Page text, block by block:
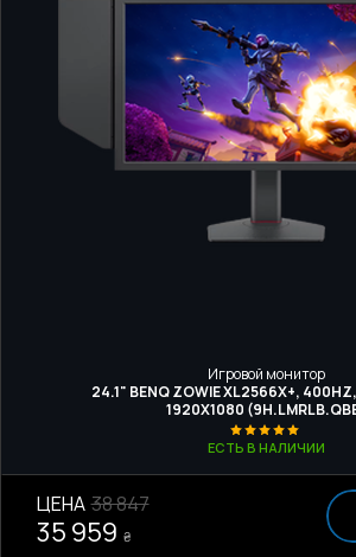
Игровой монитор
24.1" BENQ ZOWIE XL2566X+,
1920Х1080
ЕСТЬ В НАЛИЧИИ
ЦЕНА 38 847
35 959 ₴